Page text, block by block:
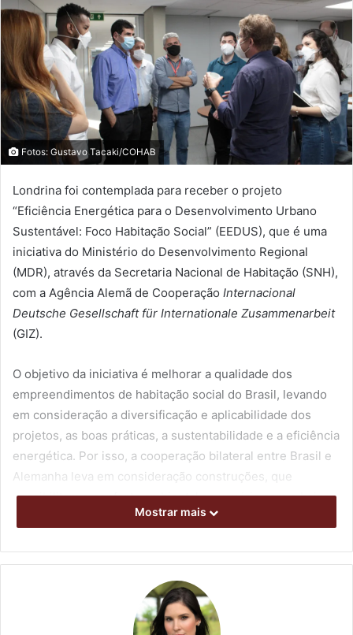
Fotos: Gustavo Tacaki/COHAB
Londrina foi contemplada para receber o projeto
“Eficiência Energética para o Desenvolvimento Urbano
Sustentável: Foco Habitação Social” (EEDUS), que é uma
iniciativa do Ministério do Desenvolvimento Regional
(MDR), através da Secretaria Nacional de Habitação (SNH),
com a Agência Alemã de Cooperação Internacional
Deutsche Gesellschaft für Internationale Zusammenarbeit
(GIZ).
O objetivo da iniciativa é melhorar a qualidade dos
empreendimentos de habitação social do Brasil, levando
em consideração a diversificação e aplicabilidade dos
projetos, as boas práticas, a sustentabilidade e a eficiência
energética. Por isso, a cooperação bilateral entre Brasil e
Alemanha leva em consideração construções, que
possibilitam o conforto ambiental ao usuário com o baixo
Para o diretor-presidente da Cohab-Ld, Luiz Cândido de
Oliveira, os benefícios para Londrina com a vinda desse
projeto são enormes, pois as famílias que serão
contempladas com uma unidade habitacional do projeto
Mostrar mais